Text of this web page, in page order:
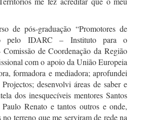
de pós-graduação “Promotores de
pelo IDARC – Instituto para o
de Coordenação da Região
com o apoio da União Europeia
formadora e mediadora; aprofundei
desenvolvi áreas de saber e
dos inesquecíveis mentores Santos
Renato e tantos outros e onde,
terreno que me serviram de rede na